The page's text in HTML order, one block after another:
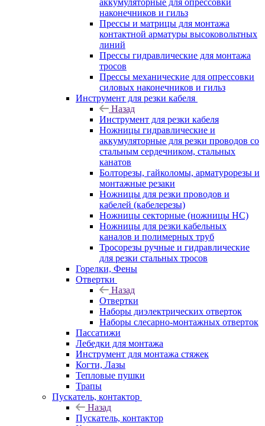
аккумуляторные для опрессовки
наконечников и гильз
Прессы и матрицы для монтажа
контактной арматуры высоковольтных
линий
Прессы гидравлические для монтажа
тросов
Прессы механические для опрессовки
силовых наконечников и гильз
Инструмент для резки кабеля
Назад
Инструмент для резки кабеля
Ножницы гидравлические и
аккумуляторные для резки проводов со
стальным сердечником, стальных
канатов
Болторезы, гайколомы, арматурорезы и
монтажные резаки
Ножницы для резки проводов и
кабелей (кабелерезы)
Ножницы секторные (ножницы НС)
Ножницы для резки кабельных
каналов и полимерных труб
Тросорезы ручные и гидравлические
для резки стальных тросов
Горелки, Фены
Отвертки
Назад
Отвертки
Наборы диэлектрических отверток
Наборы слесарно-монтажных отверток
Пассатижи
Лебедки для монтажа
Инструмент для монтажа стяжек
Когти, Лазы
Тепловые пушки
Трапы
Пускатель, контактор
Назад
Пускатель, контактор